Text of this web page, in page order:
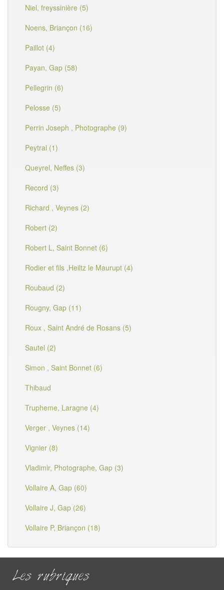
Niel, freyssinière (5)
Noens, Briançon (16)
Paillot (4)
Payan, Gap (58)
Pellegrin (6)
Pelosse (5)
Perrin Joseph , Photographe (9)
Peytral (1)
Queyrel, Neffes (3)
Record (3)
Richard , Veynes (2)
Robert (2)
Robert L, Saint Bonnet (6)
Rodier et fils ,Heiltz le Maurupt (4)
Roubaud (2)
Rougny, Gap (11)
Roux , Saint André de Rosans (5)
Sautel (2)
Simon , Saint Bonnet (6)
Thibaud
Trupheme, Laragne (4)
Verger , Veynes (14)
Vignier (8)
Vladimir, Photographe, Gap (3)
Vollaire A, Gap (60)
Vollaire J, Gap (26)
Vollaire P, Briançon (18)
Les rubriques